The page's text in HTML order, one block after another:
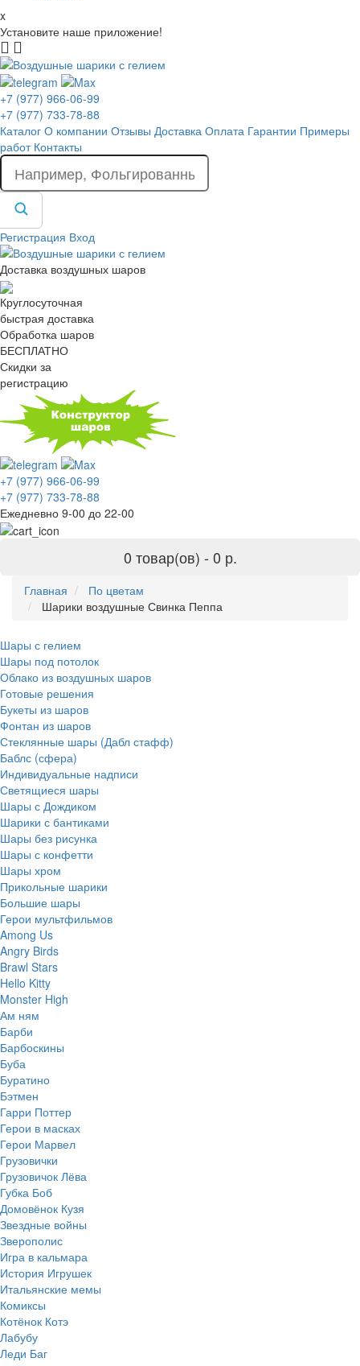
x
Установите наше приложение!
+7 (977) 966-06-99
+7 (977) 733-78-88
Каталог О компании Отзывы Доставка Оплата Гарантии Примеры
работ Контакты
Регистрация Вход
Доставка воздушных шаров
Круглосуточная
быстрая доставка
Обработка шаров
БЕСПЛАТНО
Скидки за
регистрацию
+7 (977) 966-06-99
+7 (977) 733-78-88
Ежедневно 9-00 до 22-00
0 товар(ов) - 0 р.
Главная
По цветам
Шарики воздушные Свинка Пеппа
Шары с гелием
Шары под потолок
Облако из воздушных шаров
Готовые решения
Букеты из шаров
Фонтан из шаров
Стеклянные шары (Дабл стафф)
Баблс (сфера)
Индивидуальные надписи
Светящиеся шары
Шары с Дождиком
Шарики с бантиками
Шары без рисунка
Шары с конфетти
Шары хром
Прикольные шарики
Большие шары
Герои мультфильмов
Among Us
Angry Birds
Brawl Stars
Hello Kitty
Monster High
Ам ням
Барби
Барбоскины
Буба
Буратино
Бэтмен
Гарри Поттер
Герои в масках
Герои Марвел
Грузовички
Грузовичок Лёва
Губка Боб
Домовёнок Кузя
Звездные войны
Зверополис
Игра в кальмара
История Игрушек
Итальянские мемы
Комиксы
Котёнок Котэ
Лабубу
Леди Баг